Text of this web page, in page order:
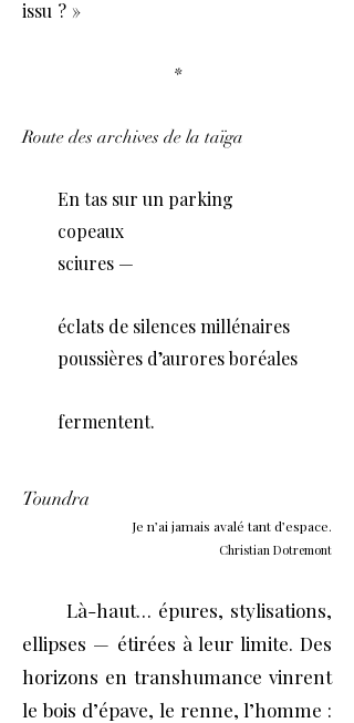
issu ? »
*
Route des archives de la taïga
En tas sur un parking
copeaux
sciures —
éclats de silences millénaires
poussières d’aurores boréales
fermentent.
Toundra
Je n’ai jamais avalé tant d’espace.
Christian Dotremont
Là-haut… épures, stylisations,
ellipses — étirées à leur limite. Des
horizons en transhumance vinrent
le bois d’épave, le renne, l’homme :